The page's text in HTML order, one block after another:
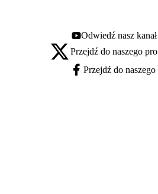
Youtube - otwiera się w nowej
Odwiedź nasz
X - otwiera się w nowej karcie
Przejdź do naszego
Facebook - otwiera się w
Przejdź do